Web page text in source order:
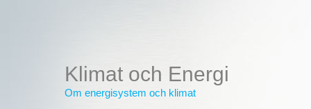
Klimat och Energi
Om energisystem och klimat